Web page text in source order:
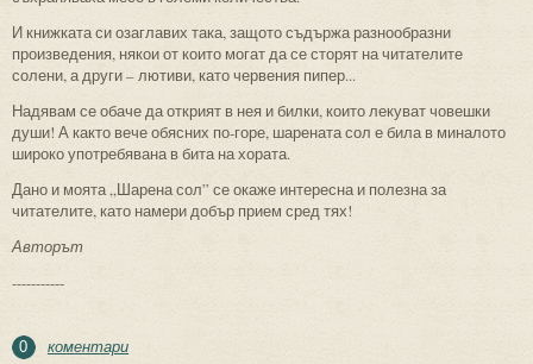
И книжката си озаглавих така, защото съдържа разнообразни
произведения, някои от които могат да се сторят на читателите
солени, а други – лютиви, като червения пипер...
Надявам се обаче да открият в нея и билки, които лекуват човешки
души! А както вече обясних по-горе, шарената сол е била в миналото
широко употребявана в бита на хората.
Дано и моята „Шарена сол” се окаже интересна и полезна за
читателите, като намери добър прием сред тях!
Авторът
-----------
0 коментари